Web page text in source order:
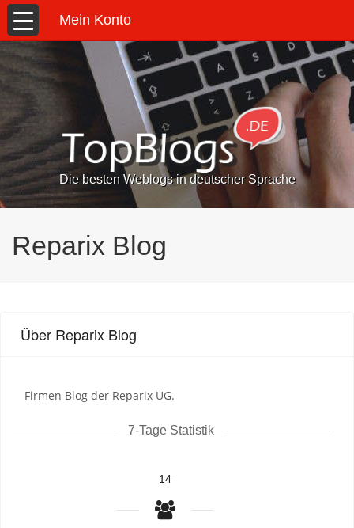
Mein Konto
Die besten Weblogs in deutscher Sprache
Reparix Blog
Über Reparix Blog
Firmen Blog der Reparix UG.
7-Tage Statistik
14